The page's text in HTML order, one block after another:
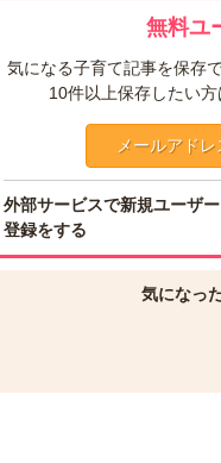
無料ユ
気になる子育て記事を保存
10件以上保存したい
メールアド
外部サービスで新規ユーザー
登録をする
気になっ